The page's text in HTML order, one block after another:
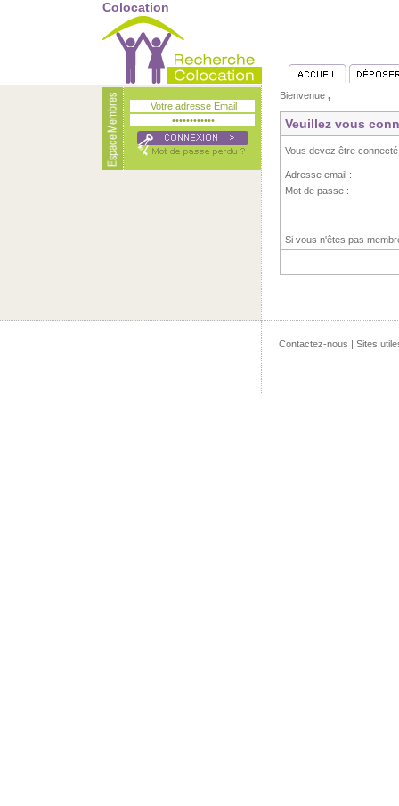
Colocation
Bienvenue ,
Veuillez vous
Vous devez être
Adresse email :
Mot de passe :
Si vous n'êtes pas
Contactez-nous | Sites